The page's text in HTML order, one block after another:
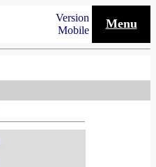
Version
Mobile
Menu